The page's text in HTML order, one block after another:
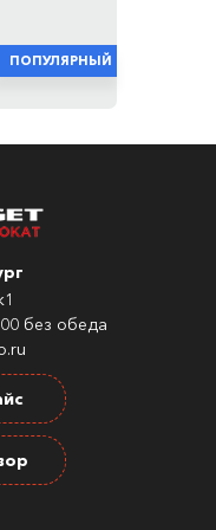
ПОПУЛЯРНЫЙ
без обеда